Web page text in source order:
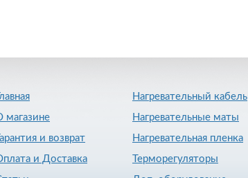
магазине
Гарантия и возврат
и Доставка
Нагревательный кабель
Нагревательные маты
Нагревательная пленка
Терморегуляторы